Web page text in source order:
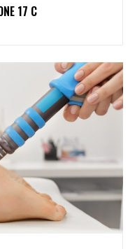
17 С